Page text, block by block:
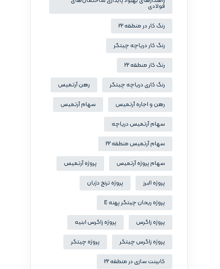
فولادی
رنگ کار در منطقه 22
رنگ کار دریاچه چیتگر
رنگ کار منطقه 22
رنگ کاری دریاچه چیتگر رهن آرتمیس
رهن و اجاره آرتمیس سهام آرتمیس
سهام آرتمیس دریاچه
سهام آرتمیس منطقه 22
سهام پروژه آرتمیس پروژه آرتمیس
پروژه البرز پروژه ترنج دژبان
پروژه ریحان چیتگر پهنه E
پروژه زاگرس پروژه زاگرس ابنیه
پروژه زاگرس چیتگر پروژه چیتگر
کابینت سازی در منطقه 22